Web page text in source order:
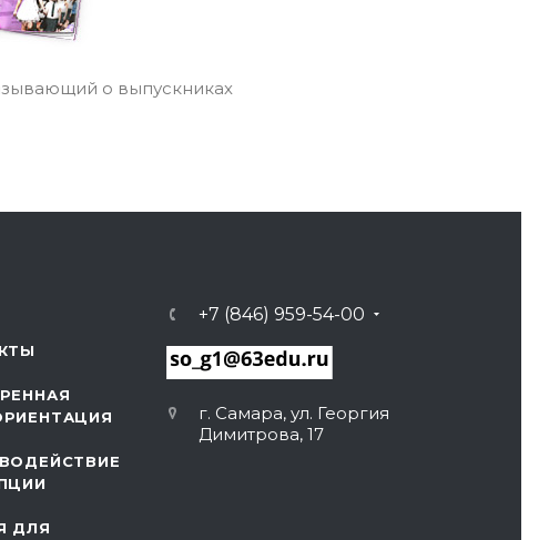
о выпускниках
ДЛЯ
+7 (846) 959-54-00
г. Самара, ул. Георгия
Димитрова, 17